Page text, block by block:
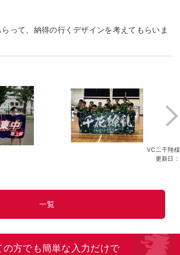
って、納得の行くデザインを考えてもらいま
VC二千翔様
更新日：
一覧
の方でも簡単な入力だけで